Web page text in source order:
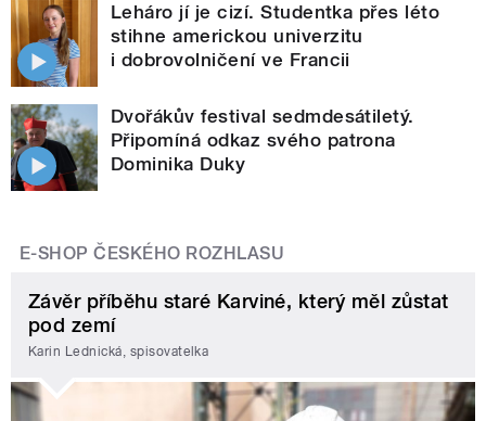
Leháro jí je cizí. Studentka přes léto
stihne americkou univerzitu
i dobrovolničení ve Francii
Dvořákův festival sedmdesátiletý.
Připomíná odkaz svého patrona
Dominika Duky
E-SHOP ČESKÉHO ROZHLASU
Závěr příběhu staré Karviné, který měl zůstat
pod zemí
Karin Lednická, spisovatelka